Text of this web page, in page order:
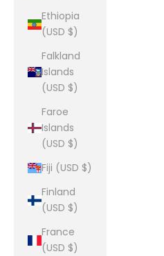
Ethiopia
(USD $)
Falkland
Islands
(USD $)
Faroe
Islands
(USD $)
Fiji (USD $)
Finland
(USD $)
France
(USD $)